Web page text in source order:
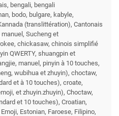
bengali, bengali
bodo, bulgare, kabyle,
(translittération), Cantonais
Sucheng et
chickasaw, chinois simplifié
QWERTY, shuangpin et
manuel, pinyin à 10 touches,
wubihua et zhuyin), choctaw,
et à 10 touches), croate,
et zhuyin.zhuyin), Choctaw,
et 10 touches), Croatian,
Estonian, Faroese, Filipino,